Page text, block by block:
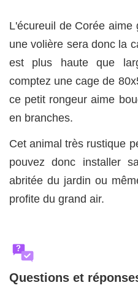
L'écureuil de Corée aime
une volière sera donc la
est plus haute que
comptez une cage de
ce petit rongeur aime
en branches.
Cet animal très rustique
pouvez donc installer
abritée du jardin ou
profite du grand air.
?
Questions et